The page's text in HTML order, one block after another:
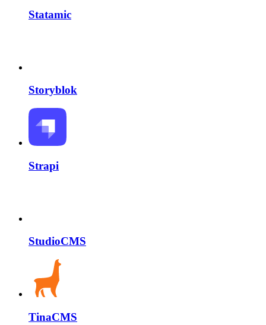
Statamic
Storyblok
Strapi
StudioCMS
TinaCMS